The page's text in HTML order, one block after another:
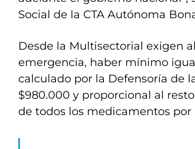
Social de la CTA Autónoma
Desde la Multisectorial exigen
emergencia, haber mínimo
calculado por la Defensoría de
$980.000 y proporcional al
de todos los medicamentos por